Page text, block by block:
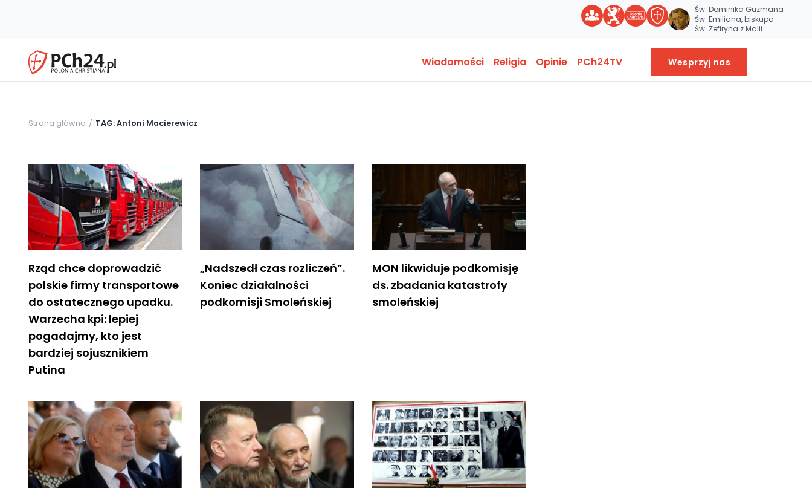
Św. Dominika Guzmana
Św. Emiliana, biskupa
Św. Zefiryna z Malii
Wiadomości Religia Opinie PCh24TV Wesprzyj nas
Strona główna TAG: Antoni Macierewicz
Rząd chce doprowadzić
polskie firmy transportowe
do ostatecznego upadku.
Warzecha kpi: lepiej
pogadajmy, kto jest
bardziej sojusznikiem
Putina
„Nadszedł czas rozliczeń”.
Koniec działalności
podkomisji Smoleńskiej
MON likwiduje podkomisję
ds. zbadania katastrofy
smoleńskiej